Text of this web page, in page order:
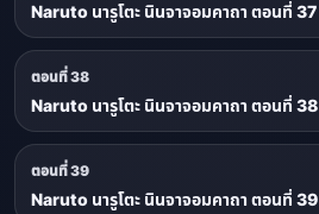
Naruto นารูโตะ นินจาจอมคาถา ตอนที่ 37
ตอนที่ 38
Naruto นารูโตะ นินจาจอมคาถา ตอนที่ 38
ตอนที่ 39
Naruto นารูโตะ นินจาจอมคาถา ตอนที่ 39